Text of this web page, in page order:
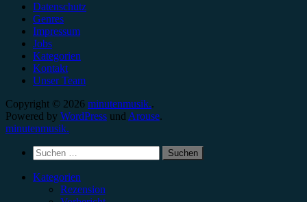
Datenschutz
Genres
Impressum
Jobs
Kategorien
Kontakt
Unser Team
Copyright © 2026 minutenmusik..
Powered by WordPress und Arouse.
minutenmusik.
Suchen
nach:
Kategorien
Rezension